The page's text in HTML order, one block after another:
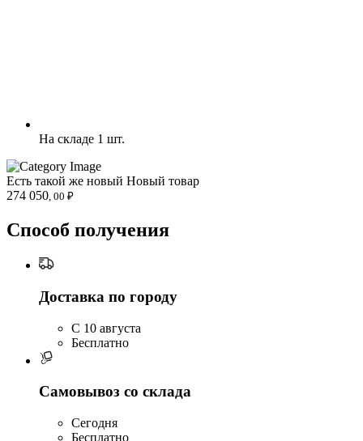
На складе 1 шт.
Есть такой же новый Новый товар
274 050, 00 ₽
Способ получения
Доставка по городу
C 10 августа
Бесплатно
Самовывоз со склада
Сегодня
Бесплатно